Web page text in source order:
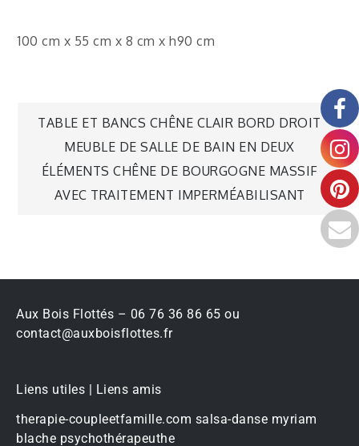
100 cm x 55 cm x 8 cm x h90 cm
TABLE ET BANCS CHÊNE CLAIR BORD DROIT
MEUBLE DE SALLE DE BAIN EN DEUX
ÉLÉMENTS CHÊNE DE BOURGOGNE MASSIF
AVEC TRAITEMENT IMPERMÉABILISANT
Aux Bois Flottés – 06 76 36 86 65 ou
contact@auxboisflottes.fr
Liens utiles | Liens amis
therapie-coupleetfamille.com salsa-danse myriam
blache psychothérapeuthe